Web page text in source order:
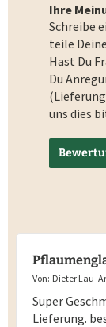
Ihre
Schreibe
teile
Hast Du
Du
uns dies
Von: Dieter Lau
Super
Lieferung.